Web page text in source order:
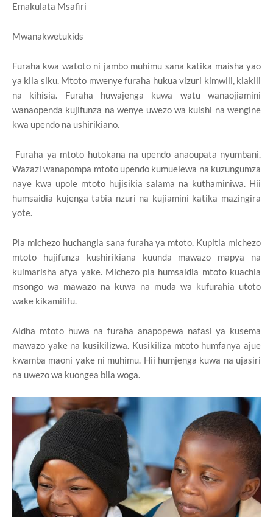
Emakulata Msafiri
Mwanakwetukids
Furaha kwa watoto ni jambo muhimu sana katika maisha yao
ya kila siku. Mtoto mwenye furaha hukua vizuri kimwili, kiakili
na kihisia. Furaha huwajenga kuwa watu wanaojiamini
wanaopenda kujifunza na wenye uwezo wa kuishi na wengine
kwa upendo na ushirikiano.
Furaha ya mtoto hutokana na upendo anaoupata nyumbani.
Wazazi wanapompa mtoto upendo kumuelewa na kuzungumza
naye kwa upole mtoto hujisikia salama na kuthaminiwa. Hii
humsaidia kujenga tabia nzuri na kujiamini katika mazingira
yote.
Pia michezo huchangia sana furaha ya mtoto. Kupitia michezo
mtoto hujifunza kushirikiana kuunda mawazo mapya na
kuimarisha afya yake. Michezo pia humsaidia mtoto kuachia
msongo wa mawazo na kuwa na muda wa kufurahia utoto
wake kikamilifu.
Aidha mtoto huwa na furaha anapopewa nafasi ya kusema
mawazo yake na kusikilizwa. Kusikiliza mtoto humfanya ajue
kwamba maoni yake ni muhimu. Hii humjenga kuwa na ujasiri
na uwezo wa kuongea bila woga.